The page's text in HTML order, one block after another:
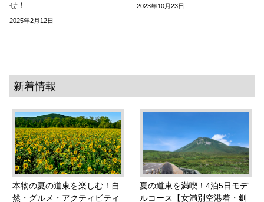
せ！
2025年2月12日
2023年10月23日
新着情報
本物の夏の道東を楽しむ！自
然・グルメ・アクティビティ
夏の道東を満喫！4泊5日モデ
ルコース【女満別空港着・釧